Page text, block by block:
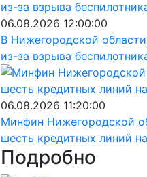
06.08.2026 12:00:00
В Нижегородской
из-за взрыва
06.08.2026 11:20:00
Минфин Нижегородской
шесть кредитных линий
Подробно